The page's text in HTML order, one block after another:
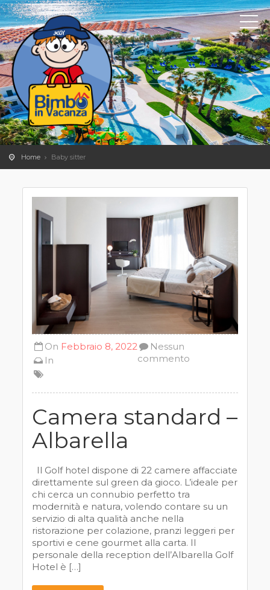
Home Baby sitter
On Febbraio 8, 2022
In
Nessun
commento
Camera standard –
Albarella
Il Golf hotel dispone di 22 camere affacciate
direttamente sul green da gioco. L’ideale per
chi cerca un connubio perfetto tra
modernità e natura, volendo contare su un
servizio di alta qualità anche nella
ristorazione per colazione, pranzi leggeri per
sportivi e cene gourmet alla carta. Il
personale della reception dell’Albarella Golf
Hotel è […]